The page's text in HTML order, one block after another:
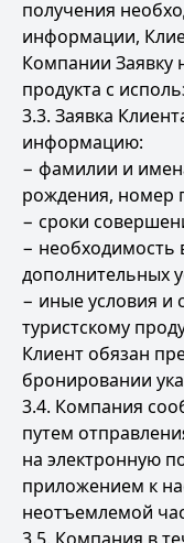
получения
информации,
Компании Заявку
продукта с
3.3. Заявка
информацию:
− фамилии и
рождения, номер
− сроки
− необходимость
дополнительных
− иные условия
туристскому
Клиент обязан
бронировании
3.4. Компания
путем
на электронную
приложением к
неотъемлемой